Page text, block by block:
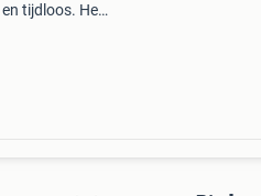
tijdloos. Het